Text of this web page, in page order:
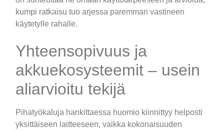
kumpi ratkaisu tuo arjessa paremman vastineen
käytetylle rahalle.
Yhteensopivuus ja
akkuekosysteemit – usein
aliarvioitu tekijä
Pihatyökaluja hankittaessa huomio kiinnittyy helposti
yksittäiseen laitteeseen, vaikka kokonaisuuden